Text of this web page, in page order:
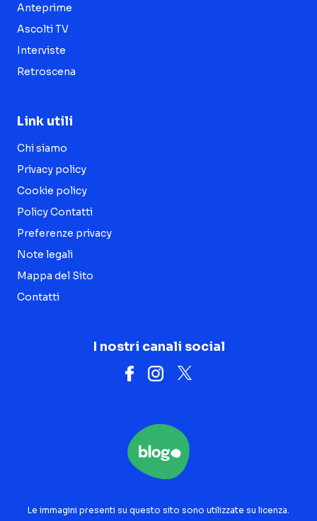
Anteprime
Ascolti TV
Interviste
Retroscena
Link utili
Chi siamo
Privacy policy
Cookie policy
Policy Contatti
Preferenze privacy
Note legali
Mappa del Sito
Contatti
I nostri canali social
Le immagini presenti su questo sito sono utilizzate su licenza.